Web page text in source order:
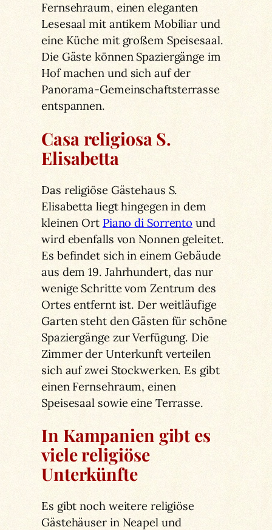
Fernsehraum, einen eleganten
Lesesaal mit antikem Mobiliar und
eine Küche mit großem Speisesaal.
Die Gäste können Spaziergänge im
Hof machen und sich auf der
Panorama-Gemeinschaftsterrasse
entspannen.
Casa religiosa S.
Elisabetta
Das religiöse Gästehaus S.
Elisabetta liegt hingegen in dem
kleinen Ort Piano di Sorrento und
wird ebenfalls von Nonnen geleitet.
Es befindet sich in einem Gebäude
aus dem 19. Jahrhundert, das nur
wenige Schritte vom Zentrum des
Ortes entfernt ist. Der weitläufige
Garten steht den Gästen für schöne
Spaziergänge zur Verfügung. Die
Zimmer der Unterkunft verteilen
sich auf zwei Stockwerken. Es gibt
einen Fernsehraum, einen
Speisesaal sowie eine Terrasse.
In Kampanien gibt es
viele religiöse
Unterkünfte
Es gibt noch weitere religiöse
Gästehäuser in Neapel und